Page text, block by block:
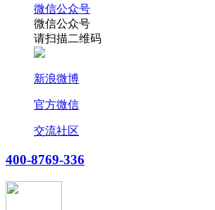
微信公众号
微信公众号
请扫描二维码
新浪微博
官方微信
交流社区
400-8769-336